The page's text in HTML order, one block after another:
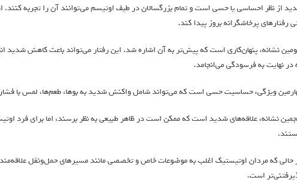
از نظر احساسی یا حسی است و تمام بزرگسالان در طیف اوتیسم می‌توانند آن را تجربه کنند.
رفتارهای پرخاشگرانه بروز پیدا کند.
نشانه، پنهان‌کاری است که پیش‌تر به آن اشاره شد. این رفتار می‌تواند باعث کاهش شدید
در نهایت به فرسودگی می‌انجامد.
ویژگی، حساسیت حسی است که می‌تواند شامل واکنش شدید به بوها، طعم‌ها، لمس با
نشانه، علاقه‌های شدید است که ممکن است در ظاهر طبیعی به نظر برسند، اما برای فرد
حالی که مردان اوتیستیک اغلب به موضوعات خاص و تخصصی مانند مسیرهای حمل‌ونقل علاقه‌مند
است.